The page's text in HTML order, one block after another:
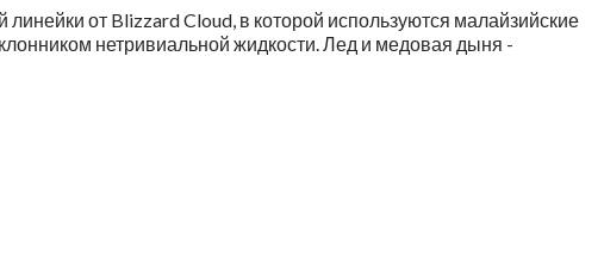
от Blizzard Cloud, в которой используются малайзийские
нетривиальной жидкости. Лед и медовая дыня -